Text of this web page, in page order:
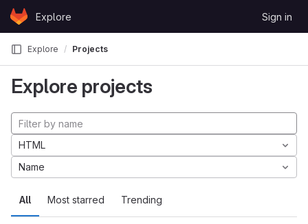
Skip to content
GitLabExplore Sign in
Explore Projects
Explore projects
All Most starred Trending
HTML
Name